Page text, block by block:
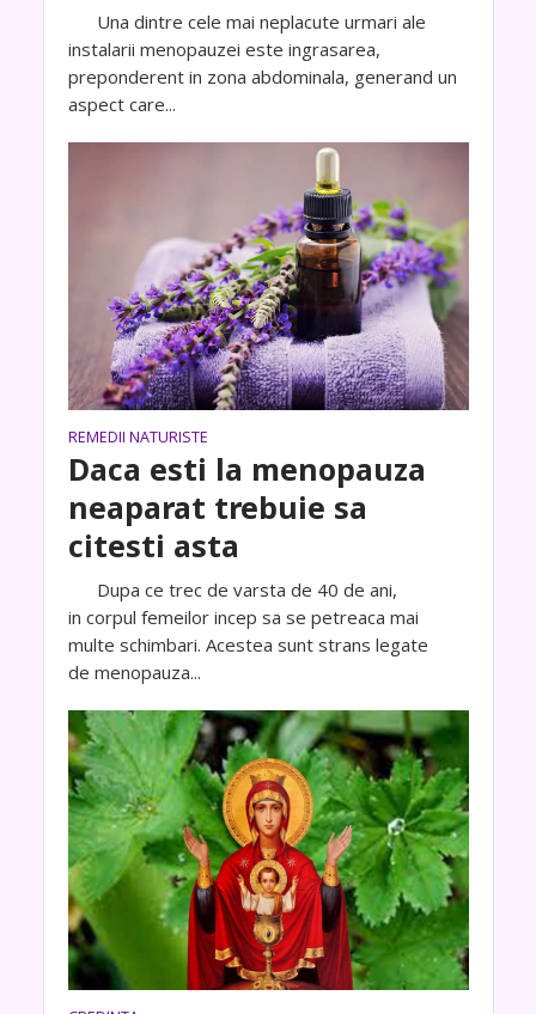
Una dintre cele mai neplacute urmari ale
instalarii menopauzei este ingrasarea,
preponderent in zona abdominala, generand un
aspect care...
REMEDII NATURISTE
Daca esti la menopauza
neaparat trebuie sa
citesti asta
Dupa ce trec de varsta de 40 de ani,
in corpul femeilor incep sa se petreaca mai
multe schimbari. Acestea sunt strans legate
de menopauza...